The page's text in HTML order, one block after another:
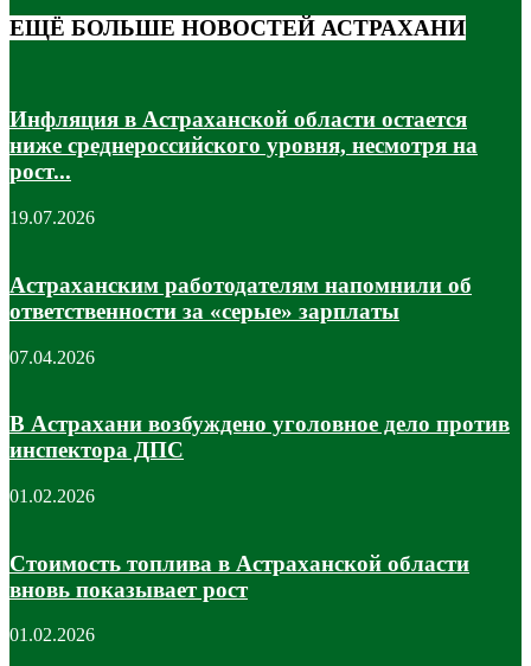
ЕЩЁ БОЛЬШЕ НОВОСТЕЙ АСТРАХАНИ
Инфляция в Астраханской области остается
ниже среднероссийского уровня, несмотря на
рост...
19.07.2026
Астраханским работодателям напомнили об
ответственности за «серые» зарплаты
07.04.2026
В Астрахани возбуждено уголовное дело против
инспектора ДПС
01.02.2026
Стоимость топлива в Астраханской области
вновь показывает рост
01.02.2026